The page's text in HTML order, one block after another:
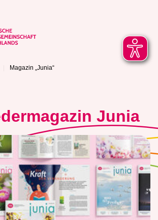
Magazin „Junia“
Junia